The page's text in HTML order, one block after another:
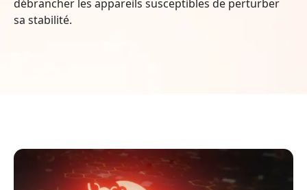
débrancher les appareils susceptibles de perturber
sa stabilité.